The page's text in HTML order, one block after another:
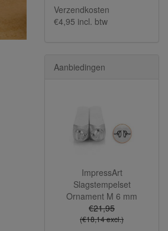
Verzendkosten
€4,95 incl. btw
Aanbiedingen
ImpressArt
Slagstempelset
Ornament M 6 mm
€21,95
(€18,14 excl.)